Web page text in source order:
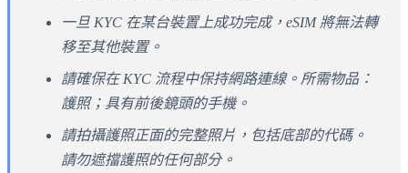
一旦 KYC 在某台裝置上成功完成，eSIM 將無法轉
移至其他裝置。
請確保在 KYC 流程中保持網路連線。所需物品：
護照；具有前後鏡頭的手機。
請拍攝護照正面的完整照片，包括底部的代碼。
請勿遮擋護照的任何部分。